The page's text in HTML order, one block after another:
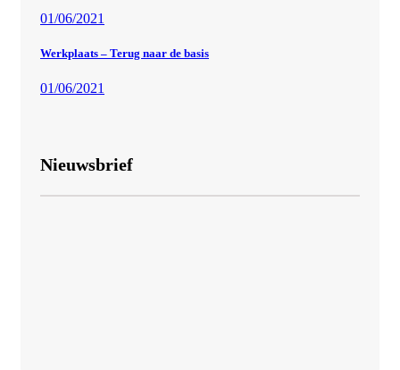
01/06/2021
Werkplaats – Terug naar de basis
01/06/2021
Nieuwsbrief